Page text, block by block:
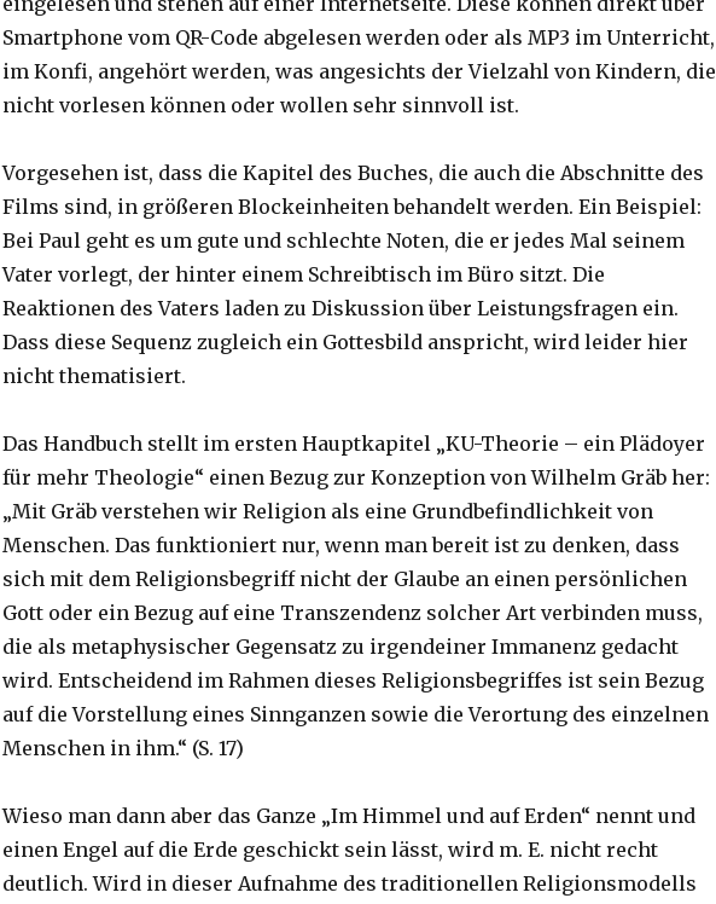
Smartphone vom QR-Code abgelesen werden oder als MP3 im Unterricht,
im Konfi, angehört werden, was angesichts der Vielzahl von Kindern, die
nicht vorlesen können oder wollen sehr sinnvoll ist.
Vorgesehen ist, dass die Kapitel des Buches, die auch die Abschnitte des
Films sind, in größeren Blockeinheiten behandelt werden. Ein Beispiel:
Bei Paul geht es um gute und schlechte Noten, die er jedes Mal seinem
Vater vorlegt, der hinter einem Schreibtisch im Büro sitzt. Die
Reaktionen des Vaters laden zu Diskussion über Leistungsfragen ein.
Dass diese Sequenz zugleich ein Gottesbild anspricht, wird leider hier
nicht thematisiert.
Das Handbuch stellt im ersten Hauptkapitel „KU-Theorie – ein Plädoyer
für mehr Theologie“ einen Bezug zur Konzeption von Wilhelm Gräb her:
„Mit Gräb verstehen wir Religion als eine Grundbefindlichkeit von
Menschen. Das funktioniert nur, wenn man bereit ist zu denken, dass
sich mit dem Religionsbegriff nicht der Glaube an einen persönlichen
Gott oder ein Bezug auf eine Transzendenz solcher Art verbinden muss,
die als metaphysischer Gegensatz zu irgendeiner Immanenz gedacht
wird. Entscheidend im Rahmen dieses Religionsbegriffes ist sein Bezug
auf die Vorstellung eines Sinnganzen sowie die Verortung des einzelnen
Menschen in ihm.“ (S. 17)
Wieso man dann aber das Ganze „Im Himmel und auf Erden“ nennt und
einen Engel auf die Erde geschickt sein lässt, wird m. E. nicht recht
deutlich. Wird in dieser Aufnahme des traditionellen Religionsmodells